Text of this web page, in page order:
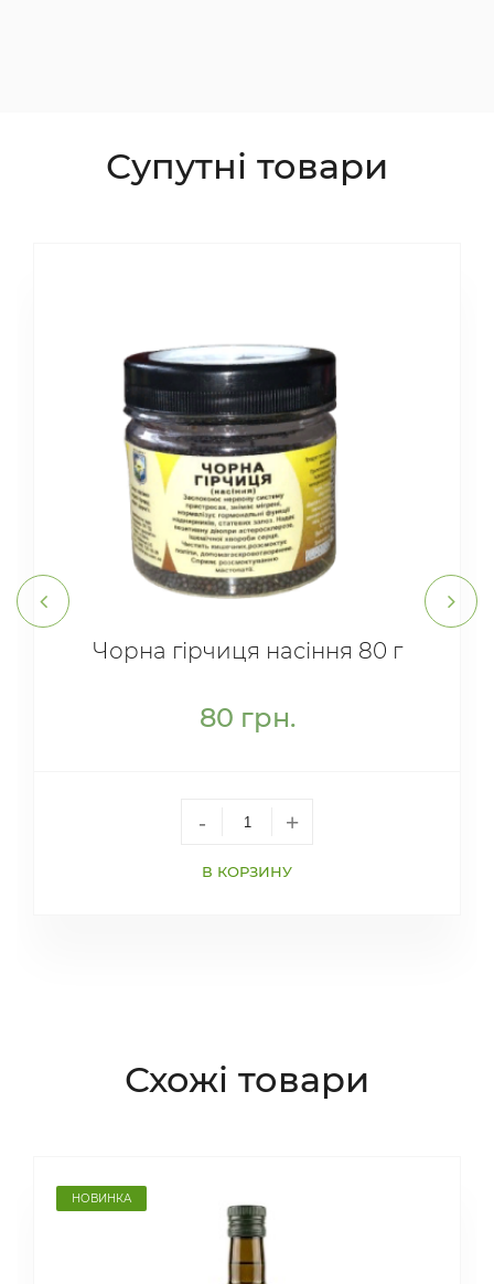
Супутні товари
Чорна гірчиця насіння 80 г
80 грн.
- +
В КОРЗИНУ
Схожі товари
НОВИНКА